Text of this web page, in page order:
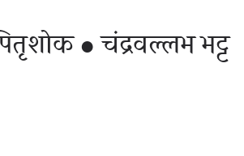
● चंद्रवल्लभ भट्ट